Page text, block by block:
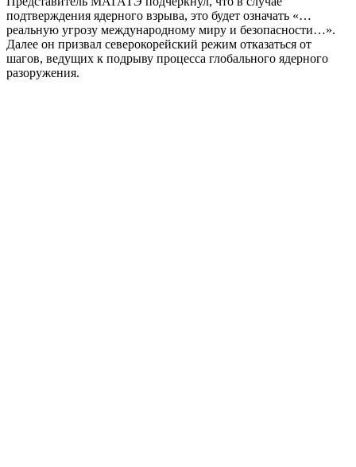
подтверждения ядерного взрыва, это будет означать «…
реальную угрозу международному миру и безопасности…».
Далее он призвал северокорейский режим отказаться от
шагов, ведущих к подрыву процесса глобального ядерного
разоружения.